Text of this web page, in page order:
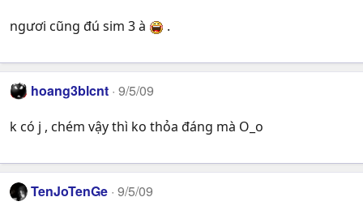
ngươi cũng đú sim 3 à .
hoang3blcnt 9/5/09
k có j , chém vậy thì ko thỏa đáng mà O_o
TenJoTenGe 9/5/09